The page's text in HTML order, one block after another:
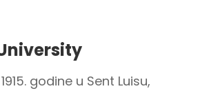
godine u Sent Luisu,